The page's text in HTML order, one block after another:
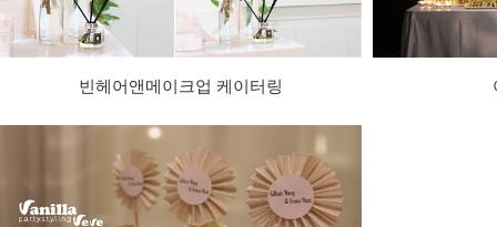
빈헤어앤메이크업 케이터링